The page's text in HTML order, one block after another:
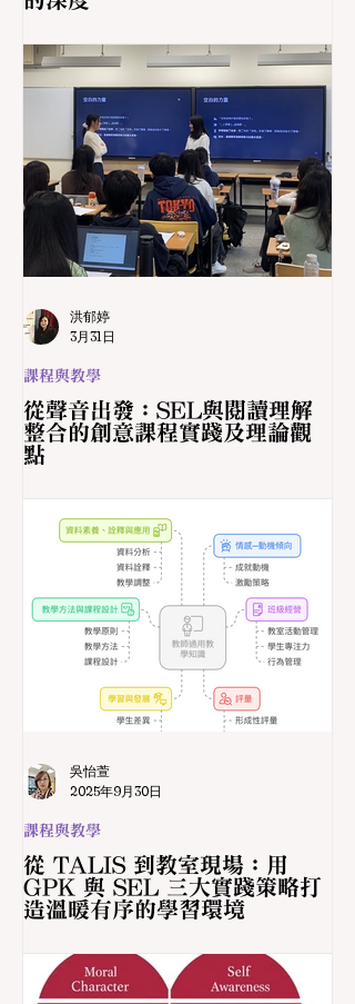
從聲音出發：SEL與閱讀理解
整合的創意課程實踐及理論觀
點
課程與教學
洪郁婷
3月31日
從 TALIS 到教室現場：用
GPK 與 SEL 三大實踐策略打
造溫暖有序的學習環境
課程與教學
吳怡萱
2025年9月30日